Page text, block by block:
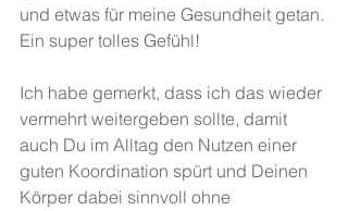
und etwas für meine Gesundheit getan.
Ein super tolles Gefühl!
Ich habe gemerkt, dass ich das wieder
vermehrt weitergeben sollte, damit
auch Du im Alltag den Nutzen einer
guten Koordination spürt und Deinen
Körper dabei sinnvoll ohne